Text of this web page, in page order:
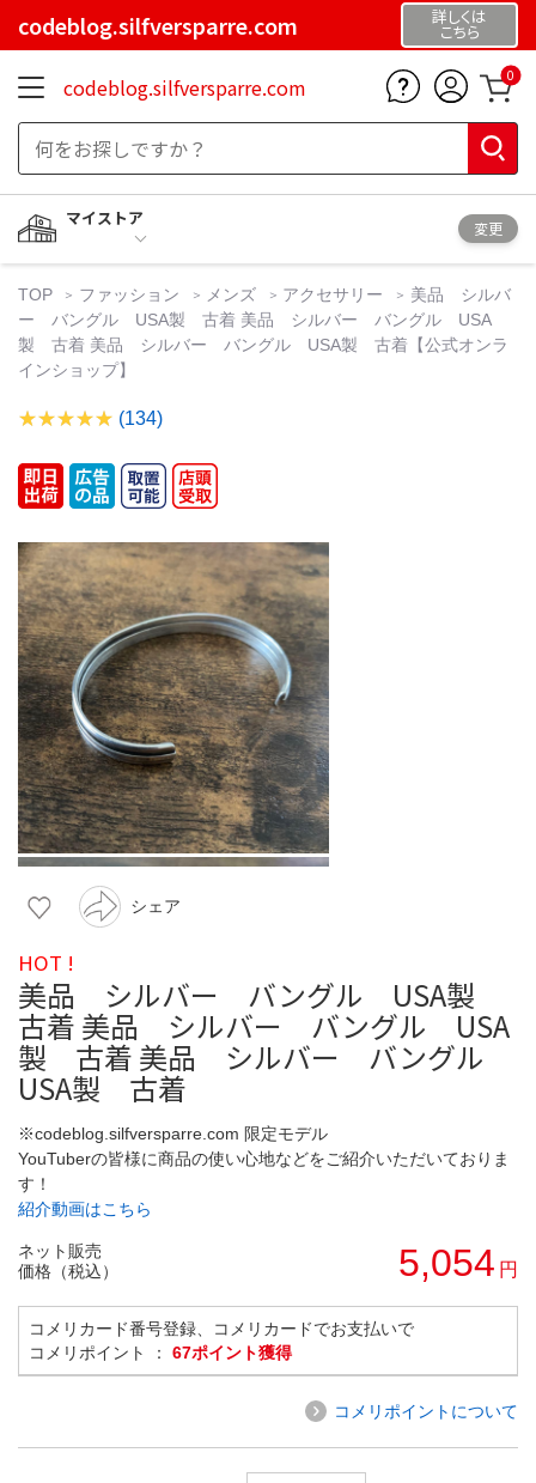
codeblog.silfversparre.com 詳しくは
こちら
codeblog.silfversparre.com 0
マイストア
変更
TOP ファッション メンズ アクセサリー
美品 シルバ
ー バングル USA製 古着 美品 シルバー バングル USA
製 古着 美品 シルバー バングル USA製 古着【公式オンラ
インショップ】
(134)
シェア
HOT !
美品 シルバー バングル USA製
古着 美品 シルバー バングル USA
製 古着 美品 シルバー バングル
USA製 古着
※codeblog.silfversparre.com 限定モデル
YouTuberの皆様に商品の使い心地などをご紹介いただいておりま
す！
紹介動画はこちら
ネット販売
価格（税込）
5,054 円
コメリカード番号登録、コメリカードでお支払いで
コメリポイント ： 67ポイント獲得
コメリポイントについて